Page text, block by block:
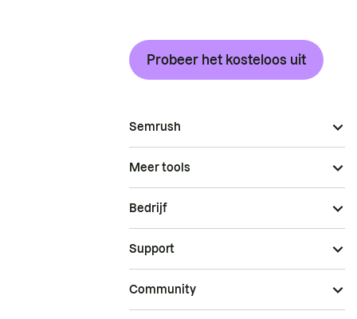
Probeer het kosteloos uit
Semrush
Meer tools
Bedrijf
Support
Community